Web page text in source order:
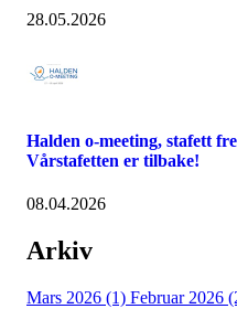
28.05.2026
Halden o-meeting, stafett
Vårstafetten er tilbake!
08.04.2026
Arkiv
Mars 2026 (1) Februar 2026